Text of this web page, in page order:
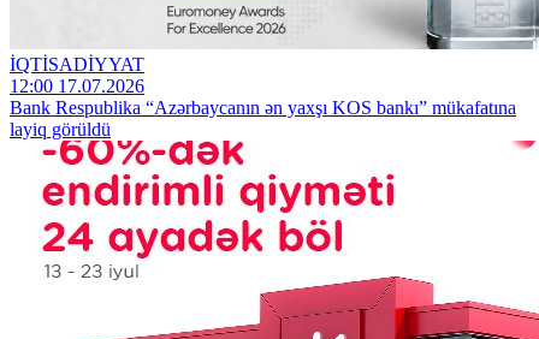
İQTİSADİYYAT
12:00 17.07.2026
Bank Respublika “Azərbaycanın ən yaxşı KOS bankı” mükafatına
layiq görüldü